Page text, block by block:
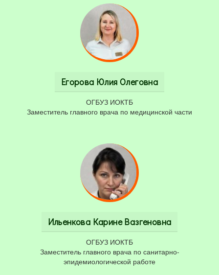
Егорова Юлия Олеговна
ОГБУЗ ИОКТБ
Заместитель главного врача по медицинской части
Ильенкова Карине Вазгеновна
ОГБУЗ ИОКТБ
Заместитель главного врача по санитарно-
эпидемиологической работе